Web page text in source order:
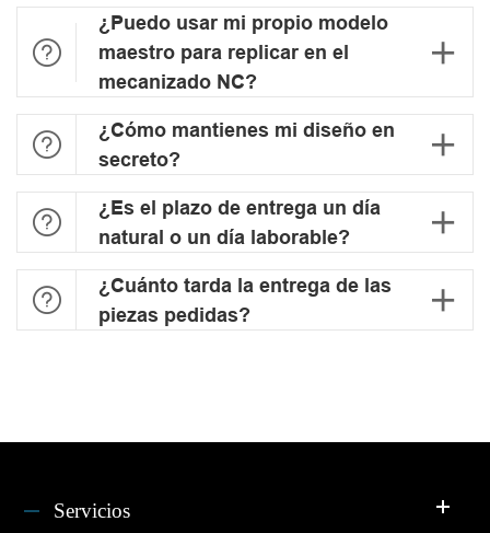

¿Puedo usar mi propio modelo
maestro para replicar en el
mecanizado NC?


¿Cómo mantienes mi diseño en
secreto?


¿Es el plazo de entrega un día
natural o un día laborable?


¿Cuánto tarda la entrega de las
piezas pedidas?

Servicios